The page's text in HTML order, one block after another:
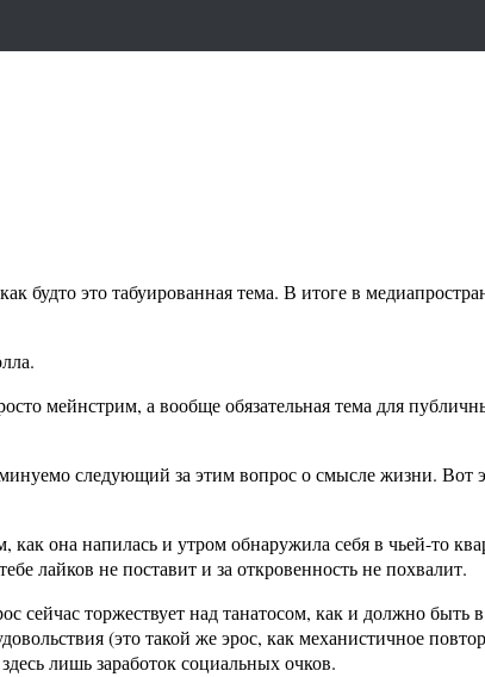
будто это табуированная тема. В итоге в
мейнстрим, а вообще обязательная тема для
следующий за этим вопрос о смысле жизни.
как она напилась и утром обнаружила себя в чьей-то
лайков не поставит и за откровенность не похвалит.
сейчас торжествует над танатосом, как и должно
(это такой же эрос, как механистичное
лишь заработок социальных очков.